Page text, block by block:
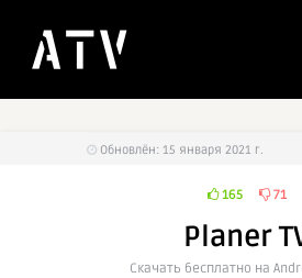
Обновлён: 15 января 2021 г.
165 71
Planer
Cкачать бесплатно на